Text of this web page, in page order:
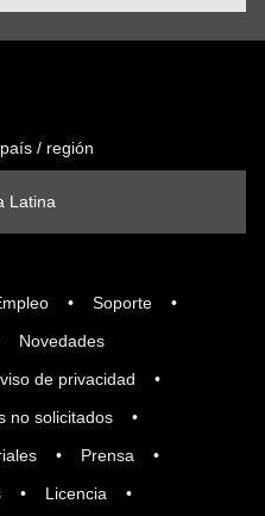
Soporte
Novedades
de privacidad
no solicitados
Prensa
Licencia
/ región
Latina